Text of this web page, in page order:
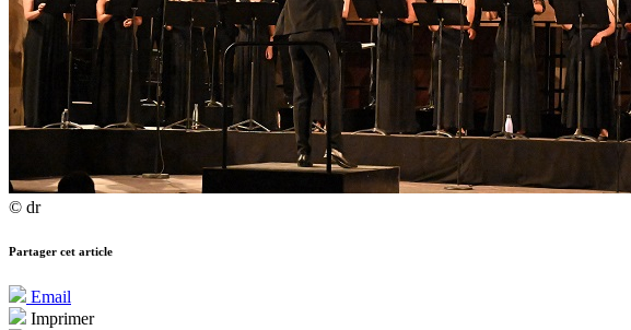
© dr
Partager cet article
Email
Imprimer